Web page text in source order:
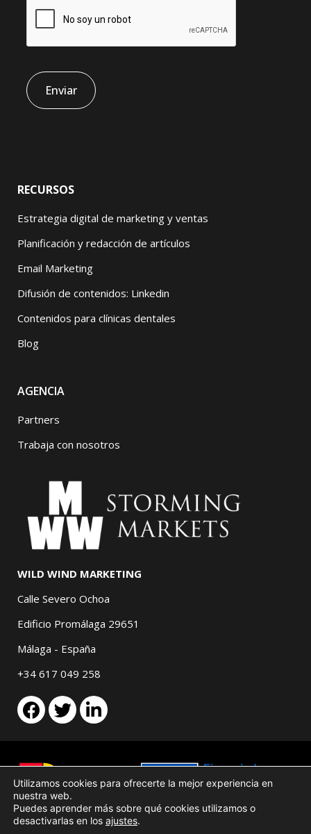
RECURSOS
Estrategia digital de marketing y ventas
Planificación y redacción de artículos
Email Marketing
Difusión de contenidos: Linkedin
Contenidos para clínicas dentales
Blog
AGENCIA
Partners
Trabaja con nosotros
WILD WIND MARKETING
Calle Severo Ochoa
Edificio Promálaga 29651
Málaga - España
+34 617 049 258
Aviso legal Política de cookies
Utilizamos cookies para ofrecerte la mejor experiencia en
nuestra web.
Puedes aprender más sobre qué cookies utilizamos o
desactivarlas en los ajustes.